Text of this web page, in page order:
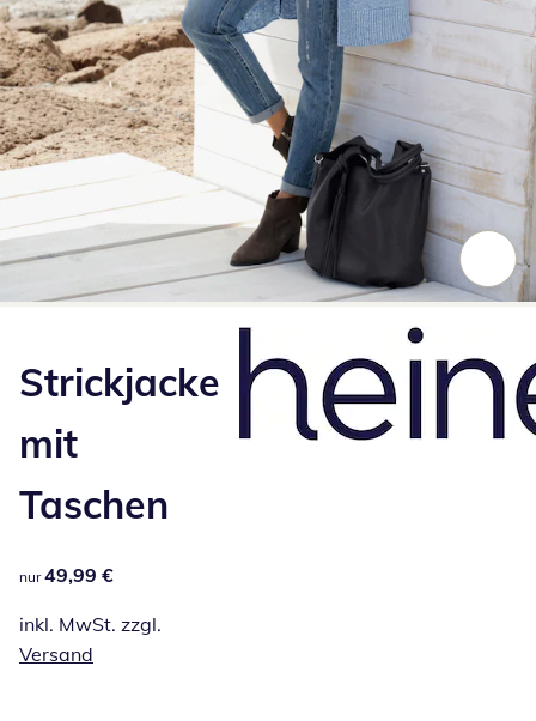
Strickjacke
mit
Taschen
49,99 €
nur 49,99 €
inkl. MwSt. zzgl.
Versand